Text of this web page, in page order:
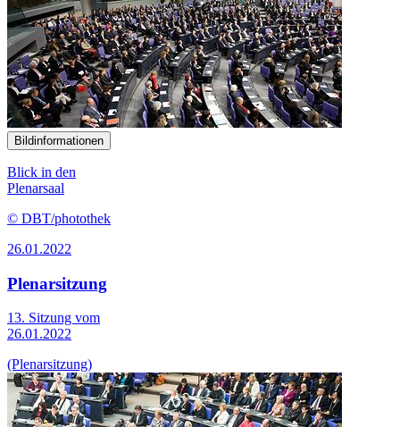
Bildinformationen
Blick in den
Plenarsaal
© DBT/photothek
26.01.2022
Plenarsitzung
13. Sitzung vom
26.01.2022
(Plenarsitzung)